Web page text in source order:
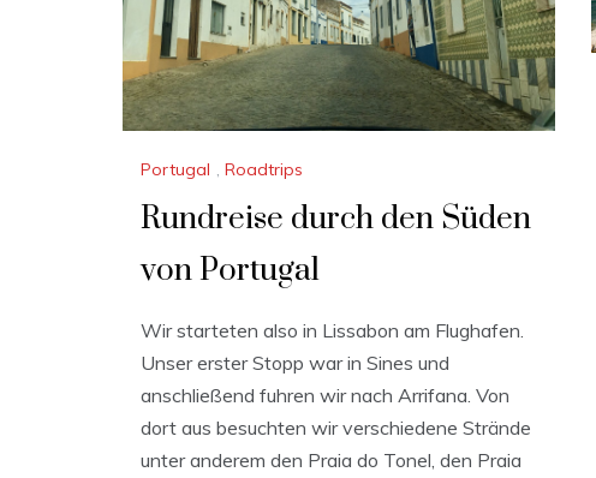
Portugal , Roadtrips
Rundreise durch den Süden
von Portugal
Wir starteten also in Lissabon am Flughafen.
Unser erster Stopp war in Sines und
anschließend fuhren wir nach Arrifana. Von
dort aus besuchten wir verschiedene Strände
unter anderem den Praia do Tonel, den Praia